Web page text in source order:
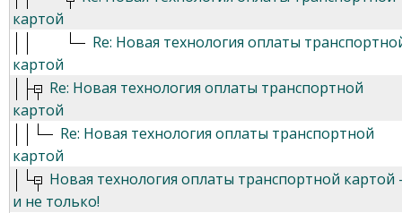
картой
Re: Новая технология оплаты
картой
Re: Новая технология оплаты транспортной
картой
Re: Новая технология оплаты транспортной
картой
Новая технология оплаты транспортной картой
и не только!